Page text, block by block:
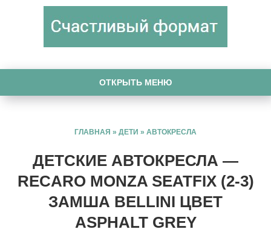
ОТКРЫТЬ МЕНЮ
ГЛАВНАЯ » ДЕТИ » АВТОКРЕСЛА
ДЕТСКИЕ АВТОКРЕСЛА —
RECARO MONZA SEATFIX (2-3)
ЗАМША BELLINI ЦВЕТ
ASPHALT GREY